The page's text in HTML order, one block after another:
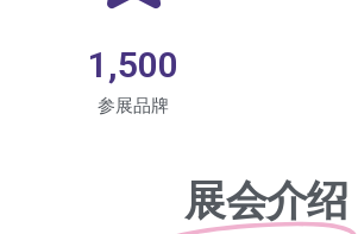
参展品牌
1,500
展会介绍